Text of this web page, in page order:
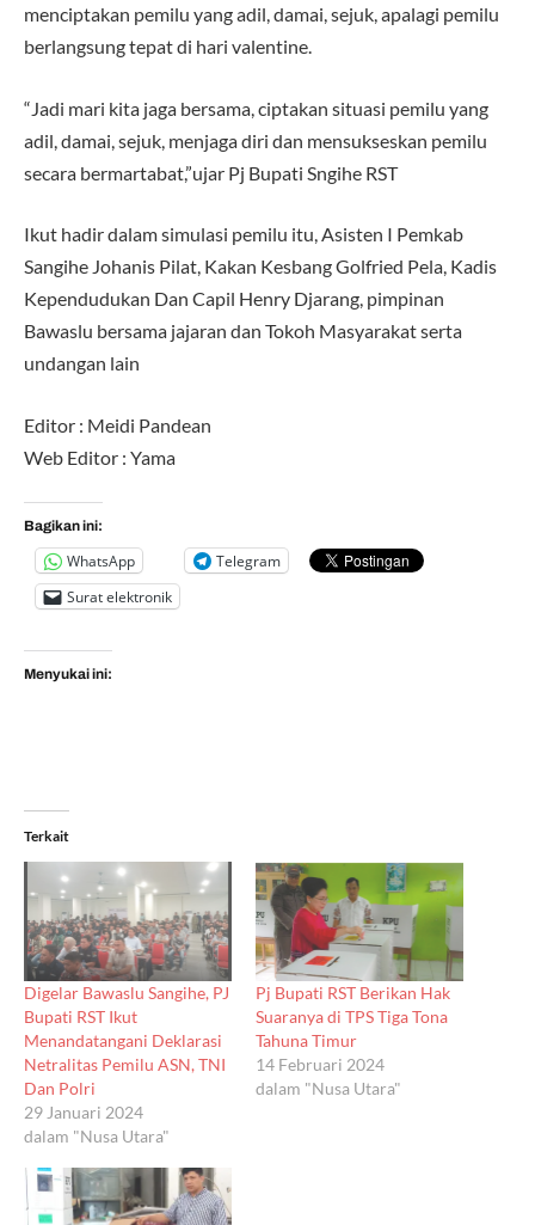
menciptakan pemilu yang adil, damai, sejuk, apalagi pemilu
berlangsung tepat di hari valentine.
“Jadi mari kita jaga bersama, ciptakan situasi pemilu yang
adil, damai, sejuk, menjaga diri dan mensukseskan pemilu
secara bermartabat,”ujar Pj Bupati Sngihe RST
Ikut hadir dalam simulasi pemilu itu, Asisten I Pemkab
Sangihe Johanis Pilat, Kakan Kesbang Golfried Pela, Kadis
Kependudukan Dan Capil Henry Djarang, pimpinan
Bawaslu bersama jajaran dan Tokoh Masyarakat serta
undangan lain
Editor : Meidi Pandean
Web Editor : Yama
Bagikan ini:
WhatsApp
Telegram
Surat elektronik
Menyukai ini:
Terkait
Digelar Bawaslu Sangihe, PJ
Bupati RST Ikut
Menandatangani Deklarasi
Netralitas Pemilu ASN, TNI
Dan Polri
29 Januari 2024
dalam "Nusa Utara"
Pj Bupati RST Berikan Hak
Suaranya di TPS Tiga Tona
Tahuna Timur
14 Februari 2024
dalam "Nusa Utara"